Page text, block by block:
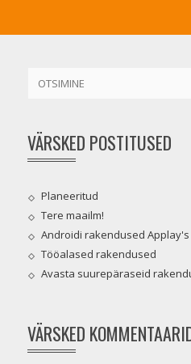
VÄRSKED POSTITUSED
Planeeritud
Tere maailm!
Androidi rakendused Applay's
Tööalased rakendused
Avasta suurepäraseid
VÄRSKED